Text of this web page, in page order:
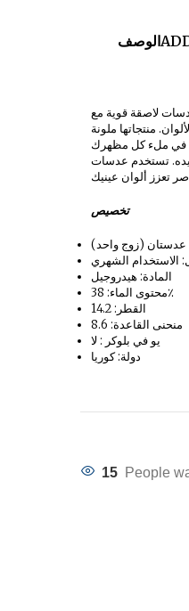
الوصف
لاصقة قوية مع
منتجاتها ملونة
في ملء كل مظهرك
تستخدم عدسات
تخصيص
عدستان (زوج واحد)
الاستخدام الشهري
المادة: هيدروجيل
محتوى الماء: 38٪
القطر: 14.2
منحنى القاعدة: 8.6
يو في بلوكر : لا
دولة: كوريا
15 People